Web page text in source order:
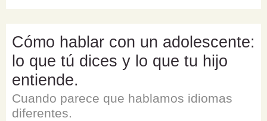
Cómo hablar con un adolescente:
lo que tú dices y lo que tu hijo
entiende.
Cuando parece que hablamos idiomas
diferentes.